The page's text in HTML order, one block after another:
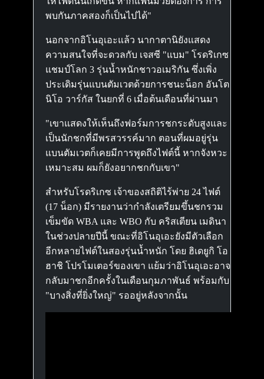
พบกันภาคสองก็เป็นไปได้"
นอกจากอิโนอุเอะแล้ว นากาตานิยังแสดง
ความสนใจที่จะดวลกับ เจสซี "แบม" โรดริเกซ
แชมป์โลก 3 รุ่นน้ำหนักชาวอเมริกัน ซึ่งเพิ่ง
ประเดิมรุ่นแบนตัมเวตด้วยการชนะน็อก อันโต
นิโอ วาร์กัส ในยกที่ 6 เมื่อต้นเดือนที่ผ่านมา
"เขาแสดงให้เห็นถึงฟอร์มการชกระดับสูงและ
เป็นนักชกที่มีพรสวรรค์มาก ตอนที่ผมอยู่รุ่น
แบนตัมเวตก็เคยมีการพูดถึงไฟต์นี้ หากจังหวะ
เหมาะสม ผมก็ยังอยากชกกับเขา"
สำหรับโรดริเกซ เจ้าของสถิติไร้พ่าย 24 ไฟต์
(17 น็อก) มีรายงานว่ากำลังเตรียมขึ้นชกรวม
เข็มขัด WBA และ WBO กับ คริสเตียน เมดินา
ในช่วงปลายปีนี้ ขณะที่อิโนอุเอะยังมีตัวเลือก
อีกหลายไฟต์ในสองรุ่นน้ำหนัก โดย ฮิเดยูกิ โอ
ฮาชิ โปรโมเตอร์ของเขา แย้มว่าอิโนอุเอะอาจ
กลับมาชกอีกครั้งในเดือนกุมภาพันธ์ พร้อมกับ
"บางสิ่งที่ยิ่งใหญ่" รออยู่หลังจากนั้น